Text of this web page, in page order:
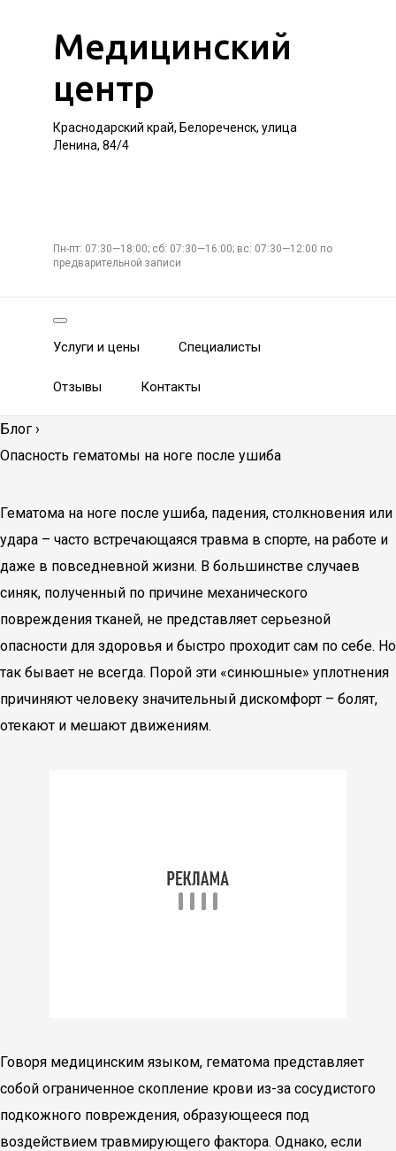
Медицинский
центр
Краснодарский край, Белореченск, улица
Ленина, 84/4
Пн-пт: 07:30—18:00; сб: 07:30—16:00; вс: 07:30—12:00 по
предварительной записи
Услуги и цены Специалисты
Отзывы Контакты
Блог ›
Опасность гематомы на ноге после ушиба
Гематома на ноге после ушиба, падения, столкновения или
удара – часто встречающаяся травма в спорте, на работе и
даже в повседневной жизни. В большинстве случаев
синяк, полученный по причине механического
повреждения тканей, не представляет серьезной
опасности для здоровья и быстро проходит сам по себе. Но
так бывает не всегда. Порой эти «синюшные» уплотнения
причиняют человеку значительный дискомфорт – болят,
отекают и мешают движениям.
Говоря медицинским языком, гематома представляет
собой ограниченное скопление крови из-за сосудистого
подкожного повреждения, образующееся под
воздействием травмирующего фактора. Однако, если